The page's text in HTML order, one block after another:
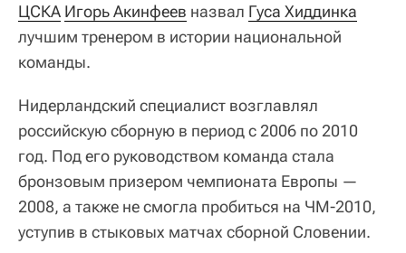
ЦСКА Игорь Акинфеев назвал Гуса Хиддинка
лучшим тренером в истории национальной
команды.
Нидерландский специалист возглавлял
российскую сборную в период с 2006 по 2010
год. Под его руководством команда стала
бронзовым призером чемпионата Европы —
2008, а также не смогла пробиться на ЧМ-2010,
уступив в стыковых матчах сборной Словении.